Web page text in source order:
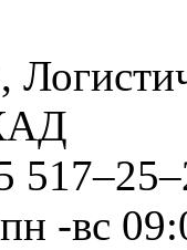
,
пн -вс